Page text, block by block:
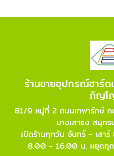
ร้านขายอุปกรณ์ฮาร์
ภิญโ
81/9 หมู่ที่ 2 ถนนเทพารักษ์ ก
บางเสาธง สมุท
เปิดร้านทุกวัน จันทร์ - เส
8.00 - 16.00 น. หยุดทุก